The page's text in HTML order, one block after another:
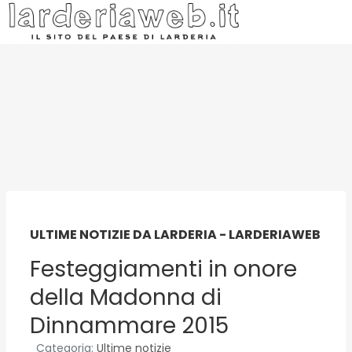
ULTIME NOTIZIE DA LARDERIA - LARDERIAWEB
Festeggiamenti in onore
della Madonna di
Dinnammare 2015
Categoria: Ultime notizie